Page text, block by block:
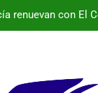
renuevan con El